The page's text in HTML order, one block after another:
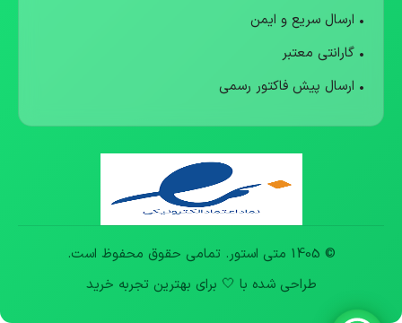
• ارسال سریع و ایمن
• گارانتی معتبر
• ارسال پیش فاکتور رسمی
© 1405 متی استور. تمامی حقوق محفوظ است.
طراحی شده با 🤍 برای بهترین تجربه خرید